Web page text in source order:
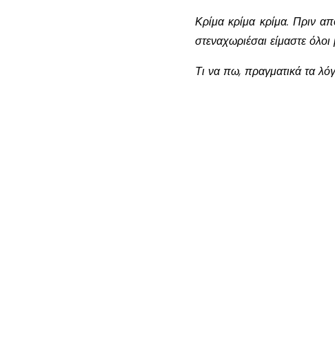
Κρίμα κρίμα κρίμα. Πριν
στεναχωριέσαι είμαστε
Τι να πω, πραγματικά τα